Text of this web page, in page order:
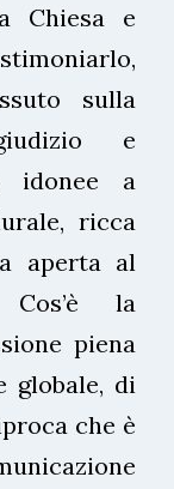
Chiesa e
sulla
e
idonee a
ricca
aperta al
la
piena
globale, di
che è